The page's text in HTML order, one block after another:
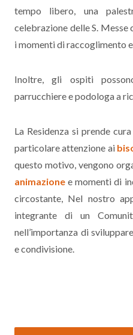
tempo libero, una
celebrazione delle S. Messe
i momenti di raccoglimento
Inoltre, gli ospiti
parrucchiere e podologa a
La Residenza si prende
particolare attenzione ai
questo motivo, vengono
animazione e momenti di
circostante, Nel nostro
integrante di un
nell’importanza di
e condivisione.